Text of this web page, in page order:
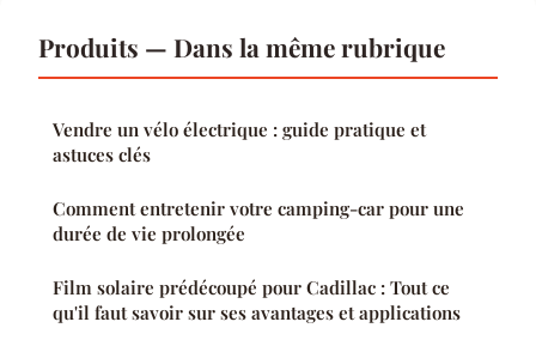
Produits — Dans la même rubrique
Vendre un vélo électrique : guide pratique et
astuces clés
Comment entretenir votre camping-car pour une
durée de vie prolongée
Film solaire prédécoupé pour Cadillac : Tout ce
qu'il faut savoir sur ses avantages et applications